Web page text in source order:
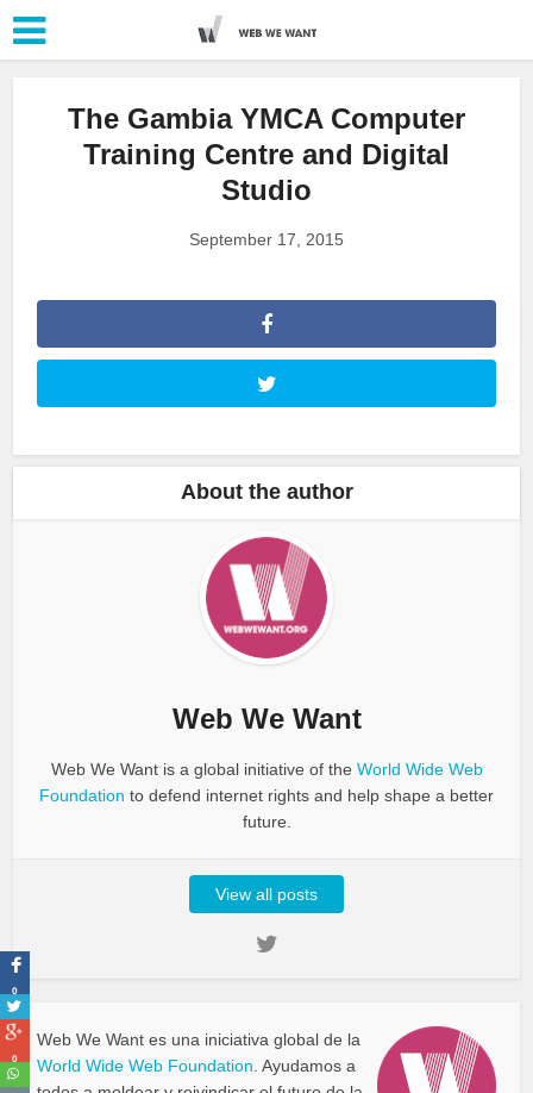
The Gambia YMCA Computer
Training Centre and Digital
Studio
September 17, 2015
About the author
Web We Want
Web We Want is a global initiative of the World Wide Web
Foundation to defend internet rights and help shape a better
future.
View all posts
Web We Want es una iniciativa global de la
World Wide Web Foundation . Ayudamos a
0
0